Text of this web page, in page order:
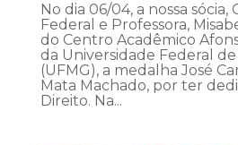
No dia 06/04, a nossa sócia,
Federal e Professora,
do Centro Acadêmico
da Universidade Federal de
(UFMG), a medalha José
Mata Machado, por ter
Direito. Na...